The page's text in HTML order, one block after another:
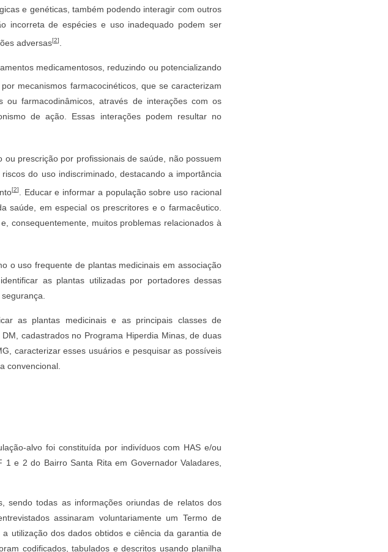
e genéticas, também podendo interagir com outros
incorreta de espécies e uso inadequado podem ser
adversas[2]
medicamentosos, reduzindo ou potencializando
mecanismos farmacocinéticos, que se caracterizam
farmacodinâmicos, através de interações com os
de ação. Essas interações podem resultar no
prescrição por profissionais de saúde, não possuem
do uso indiscriminado, destacando a importância
[2]
. Educar e informar a população sobre uso racional
saúde, em especial os prescritores e o farmacêutico.
consequentemente, muitos problemas relacionados à
o uso frequente de plantas medicinais em associação
as plantas utilizadas por portadores dessas
as plantas medicinais e as principais classes de
cadastrados no Programa Hiperdia Minas, de duas
caracterizar esses usuários e pesquisar as possíveis
convencional.
alvo foi constituída por indivíduos com HAS e/ou
e 2 do Bairro Santa Rita em Governador Valadares,
sendo todas as informações oriundas de relatos dos
assinaram voluntariamente um Termo de
utilização dos dados obtidos e ciência da garantia de
codificados, tabulados e descritos usando planilha